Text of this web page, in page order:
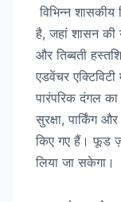
विभिन्न शासकीय
है, जहां शासन की
और तिब्बती
एडवेंचर
पारंपरिक दंगल
सुरक्षा, पार्किंग
किए गए हैं। फूड
लिया जा सकेगा।